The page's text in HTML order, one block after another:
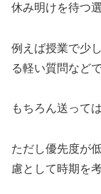
休み明けを待つ
例えば授業で少
る軽い質問などで
もちろん送って
ただし優先度が
慮として時期を